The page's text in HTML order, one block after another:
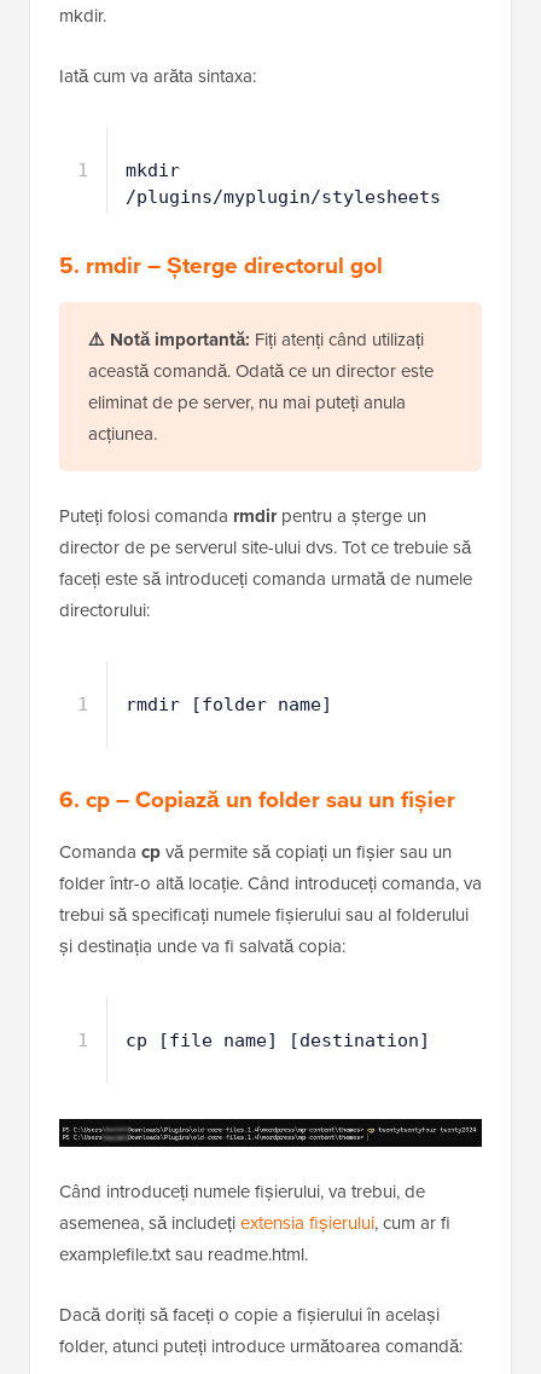
mkdir.
Iată cum va arăta sintaxa:
1
mkdir
/plugins/myplugin/stylesheets
5. rmdir – Șterge directorul gol
⚠️Notă importantă:Fiți atenți când utilizați
această comandă. Odată ce un director este
eliminat de pe server, nu mai puteți anula
Puteți folosi comandarmdirpentru a șterge un
director de pe serverul site-ului dvs. Tot ce trebuie să
faceți este să introduceți comanda urmată de numele
6. cp – Copiază un folder sau un fișier
Comandacpvă permite să copiați un fișier sau un
folder într-o altă locație. Când introduceți comanda, va
trebui să specificați numele fișierului sau al folderului
Când introduceți numele fișierului, va trebui, de
asemenea, să includețiextensia fișierului
Dacă doriți să faceți o copie a fișierului în același